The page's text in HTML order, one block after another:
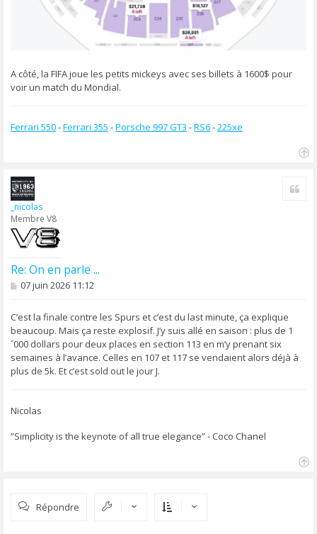
A côté, la FIFA joue les petits mickeys avec ses billets à 1600$ pour
voir un match du Mondial.
Ferrari 550-Ferrari 355 -Porsche 997 GT3 -RS6-225xe
_nicolas
Membre V8
Re: On en parle ...
M
s
a
g
e
07 juin 2026 11:12
C’est la finale contre les Spurs et c’est du last minute, ça explique
beaucoup. Mais ça reste explosif. J’y suis allé en saison : plus de 1
´000 dollars pour deux places en section 113 en m’y prenant six
semaines à l’avance. Celles en 107 et 117 se vendaient alors déjà à
plus de 5k. Et c’est sold out le jour J.
Nicolas
”Simplicity is the keynote of all true elegance” - Coco Chanel
Répondre